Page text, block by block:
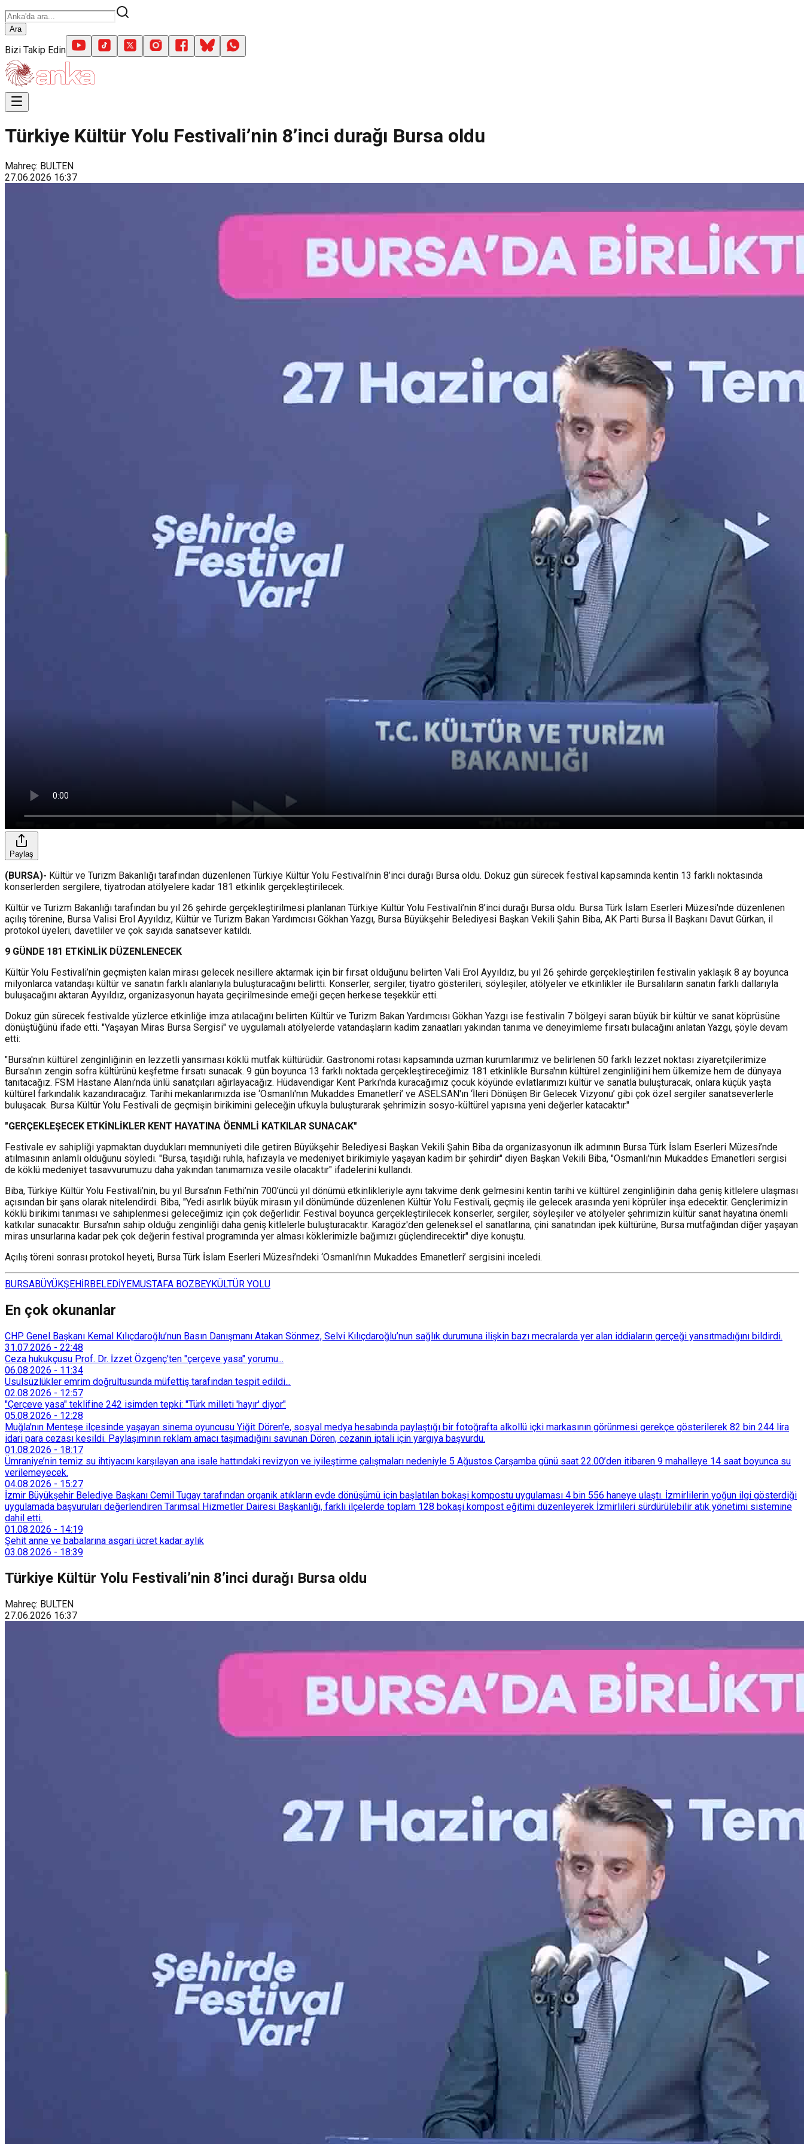
Ara
Bizi Takip Edin
Türkiye Kültür Yolu Festivali’nin 8’inci durağı Bursa oldu
Mahreç: BULTEN
27.06.2026 16:37
Paylaş
(BURSA)- Kültür ve Turizm Bakanlığı tarafından düzenlenen Türkiye Kültür Yolu Festivali’nin 8’inci durağı Bursa oldu. Dokuz gün sürecek festival kapsamında kentin 13 farklı noktasında
konserlerden sergilere, tiyatrodan atölyelere kadar 181 etkinlik gerçekleştirilecek.
Kültür ve Turizm Bakanlığı tarafından bu yıl 26 şehirde gerçekleştirilmesi planlanan Türkiye Kültür Yolu Festivali’nin 8’inci durağı Bursa oldu. Bursa Türk İslam Eserleri Müzesi'nde düzenlenen
açılış törenine, Bursa Valisi Erol Ayyıldız, Kültür ve Turizm Bakan Yardımcısı Gökhan Yazgı, Bursa Büyükşehir Belediyesi Başkan Vekili Şahin Biba, AK Parti Bursa İl Başkanı Davut Gürkan, il
protokol üyeleri, davetliler ve çok sayıda sanatsever katıldı.
9 GÜNDE 181 ETKİNLİK DÜZENLENECEK
Kültür Yolu Festivali’nin geçmişten kalan mirası gelecek nesillere aktarmak için bir fırsat olduğunu belirten Vali Erol Ayyıldız, bu yıl 26 şehirde gerçekleştirilen festivalin yaklaşık 8 ay boyunca
milyonlarca vatandaşı kültür ve sanatın farklı alanlarıyla buluşturacağını belirtti. Konserler, sergiler, tiyatro gösterileri, söyleşiler, atölyeler ve etkinlikler ile Bursalıların sanatın farklı dallarıyla
buluşacağını aktaran Ayyıldız, organizasyonun hayata geçirilmesinde emeği geçen herkese teşekkür etti.
Dokuz gün sürecek festivalde yüzlerce etkinliğe imza atılacağını belirten Kültür ve Turizm Bakan Yardımcısı Gökhan Yazgı ise festivalin 7 bölgeyi saran büyük bir kültür ve sanat köprüsüne
dönüştüğünü ifade etti. "Yaşayan Miras Bursa Sergisi" ve uygulamalı atölyelerde vatandaşların kadim zanaatları yakından tanıma ve deneyimleme fırsatı bulacağını anlatan Yazgı, şöyle devam
etti:
"Bursa'nın kültürel zenginliğinin en lezzetli yansıması köklü mutfak kültürüdür. Gastronomi rotası kapsamında uzman kurumlarımız ve belirlenen 50 farklı lezzet noktası ziyaretçilerimize
Bursa'nın zengin sofra kültürünü keşfetme fırsatı sunacak. 9 gün boyunca 13 farklı noktada gerçekleştireceğimiz 181 etkinlikle Bursa'nın kültürel zenginliğini hem ülkemize hem de dünyaya
tanıtacağız. FSM Hastane Alanı’nda ünlü sanatçıları ağırlayacağız. Hüdavendigar Kent Parkı'nda kuracağımız çocuk köyünde evlatlarımızı kültür ve sanatla buluşturacak, onlara küçük yaşta
kültürel farkındalık kazandıracağız. Tarihi mekanlarımızda ise ‘Osmanlı'nın Mukaddes Emanetleri’ ve ASELSAN'ın ‘İleri Dönüşen Bir Gelecek Vizyonu’ gibi çok özel sergiler sanatseverlerle
buluşacak. Bursa Kültür Yolu Festivali de geçmişin birikimini geleceğin ufkuyla buluşturarak şehrimizin sosyo-kültürel yapısına yeni değerler katacaktır."
"GERÇEKLEŞECEK ETKİNLİKLER KENT HAYATINA ÖENMLİ KATKILAR SUNACAK"
Festivale ev sahipliği yapmaktan duydukları memnuniyeti dile getiren Büyükşehir Belediyesi Başkan Vekili Şahin Biba da organizasyonun ilk adımının Bursa Türk İslam Eserleri Müzesi’nde
atılmasının anlamlı olduğunu söyledi. "Bursa, taşıdığı ruhla, hafızayla ve medeniyet birikimiyle yaşayan kadim bir şehirdir" diyen Başkan Vekili Biba, "Osmanlı'nın Mukaddes Emanetleri sergisi
de köklü medeniyet tasavvurumuzu daha yakından tanımamıza vesile olacaktır" ifadelerini kullandı.
Biba, Türkiye Kültür Yolu Festivali’nin, bu yıl Bursa’nın Fethi’nin 700’üncü yıl dönümü etkinlikleriyle aynı takvime denk gelmesini kentin tarihi ve kültürel zenginliğinin daha geniş kitlelere ulaşması
açısından bir şans olarak nitelendirdi. Biba, "Yedi asırlık büyük mirasın yıl dönümünde düzenlenen Kültür Yolu Festivali, geçmiş ile gelecek arasında yeni köprüler inşa edecektir. Gençlerimizin
köklü birikimi tanıması ve sahiplenmesi geleceğimiz için çok değerlidir. Festival boyunca gerçekleştirilecek konserler, sergiler, söyleşiler ve atölyeler şehrimizin kültür sanat hayatına önemli
katkılar sunacaktır. Bursa'nın sahip olduğu zenginliği daha geniş kitlelerle buluşturacaktır. Karagöz'den geleneksel el sanatlarına, çini sanatından ipek kültürüne, Bursa mutfağından diğer yaşayan
miras unsurlarına kadar pek çok değerin festival programında yer alması köklerimizle bağımızı güçlendirecektir" diye konuştu.
Açılış töreni sonrası protokol heyeti, Bursa Türk İslam Eserleri Müzesi’ndeki ‘Osmanlı'nın Mukaddes Emanetleri’ sergisini inceledi.
BURSABÜYÜKŞEHİRBELEDİYEMUSTAFA BOZBEYKÜLTÜR YOLU
En çok okunanlar
CHP Genel Başkanı Kemal Kılıçdaroğlu’nun Basın Danışmanı Atakan Sönmez, Selvi Kılıçdaroğlu’nun sağlık durumuna ilişkin bazı mecralarda yer alan iddiaların gerçeği yansıtmadığını bildirdi.
31.07.2026 - 22:48
Ceza hukukçusu Prof. Dr. İzzet Özgenç'ten "çerçeve yasa" yorumu...
06.08.2026 - 11:34
Usulsüzlükler emrim doğrultusunda müfettiş tarafından tespit edildi...
02.08.2026 - 12:57
"Çerçeve yasa" teklifine 242 isimden tepki: "Türk milleti 'hayır' diyor"
05.08.2026 - 12:28
Muğla'nın Menteşe ilçesinde yaşayan sinema oyuncusu Yiğit Dören'e, sosyal medya hesabında paylaştığı bir fotoğrafta alkollü içki markasının görünmesi gerekçe gösterilerek 82 bin 244 lira
idari para cezası kesildi. Paylaşımının reklam amacı taşımadığını savunan Dören, cezanın iptali için yargıya başvurdu.
01.08.2026 - 18:17
Ümraniye’nin temiz su ihtiyacını karşılayan ana isale hattındaki revizyon ve iyileştirme çalışmaları nedeniyle 5 Ağustos Çarşamba günü saat 22.00’den itibaren 9 mahalleye 14 saat boyunca su
verilemeyecek.
04.08.2026 - 15:27
İzmir Büyükşehir Belediye Başkanı Cemil Tugay tarafından organik atıkların evde dönüşümü için başlatılan bokaşi kompostu uygulaması 4 bin 556 haneye ulaştı. İzmirlilerin yoğun ilgi gösterdiği
uygulamada başvuruları değerlendiren Tarımsal Hizmetler Dairesi Başkanlığı, farklı ilçelerde toplam 128 bokaşi kompost eğitimi düzenleyerek İzmirlileri sürdürülebilir atık yönetimi sistemine
dahil etti.
01.08.2026 - 14:19
Şehit anne ve babalarına asgari ücret kadar aylık
03.08.2026 - 18:39
Türkiye Kültür Yolu Festivali’nin 8’inci durağı Bursa oldu
Mahreç: BULTEN
27.06.2026 16:37